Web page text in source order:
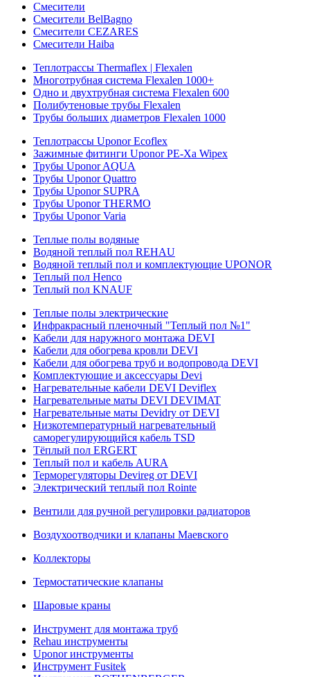
Смесители
Смесители BelBagno
Смесители CEZARES
Смесители Haiba
Теплотрассы Thermaflex | Flexalen
Многотрубная система Flexalen 1000+
Одно и двухтрубная система Flexalen 600
Полибутеновые трубы Flexalen
Трубы больших диаметров Flexalen 1000
Теплотрассы Uponor Ecoflex
Зажимные фитинги Uponor PE-Xa Wipex
Трубы Uponor AQUA
Трубы Uponor Quattro
Трубы Uponor SUPRA
Трубы Uponor THERMO
Трубы Uponor Varia
Теплые полы водяные
Водяной теплый пол REHAU
Водяной теплый пол и комплектующие UPONOR
Теплый пол Henco
Теплый пол KNAUF
Теплые полы электрические
Инфракрасный пленочный "Теплый пол №1"
Кабели для наружного монтажа DEVI
Кабели для обогрева кровли DEVI
Кабели для обогрева труб и водопровода DEVI
Комплектующие и аксессуары Devi
Нагревательные кабели DEVI Deviflex
Нагревательные маты DEVI DEVIMAT
Нагревательные маты Devidry от DEVI
Низкотемпературный нагревательный
саморегулирующийся кабель TSD
Тёплый пол ERGERT
Теплый пол и кабель AURA
Терморегуляторы Devireg от DEVI
Электрический теплый пол Rointe
Вентили для ручной регулировки радиаторов
Воздухоотводчики и клапаны Маевского
Коллекторы
Термостатические клапаны
Шаровые краны
Инструмент для монтажа труб
Rehau инструменты
Uponor инструменты
Инструмент Fusitek